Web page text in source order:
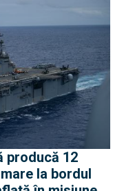
producă 12
la bordul